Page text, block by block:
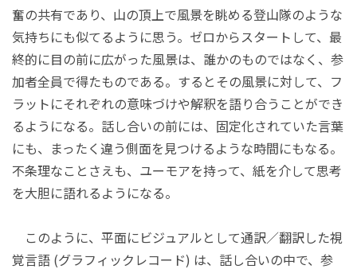
奮の共有であり、山の頂上で風景を眺める登山隊のような
気持ちにも似てるように思う。ゼロからスタートして、最
終的に目の前に広がった風景は、誰かのものではなく、参
加者全員で得たものである。するとその風景に対して、フ
ラットにそれぞれの意味づけや解釈を語り合うことができ
るようになる。話し合いの前には、固定化されていた言葉
にも、まったく違う側面を見つけるような時間にもなる。
不条理なことさえも、ユーモアを持って、紙を介して思考
を大胆に語れるようになる。
このように、平面にビジュアルとして通訳／翻訳した視
覚言語 (グラフィックレコード) は、話し合いの中で、参